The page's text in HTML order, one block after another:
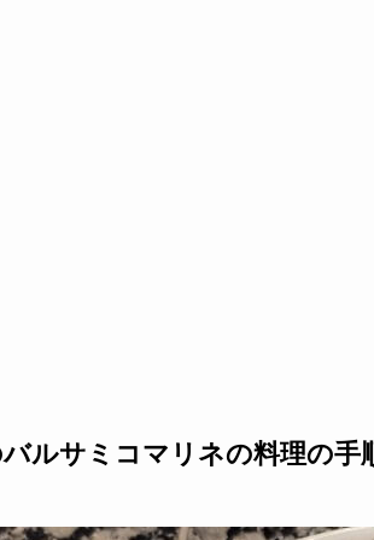
ルサミコマリネの料理の手